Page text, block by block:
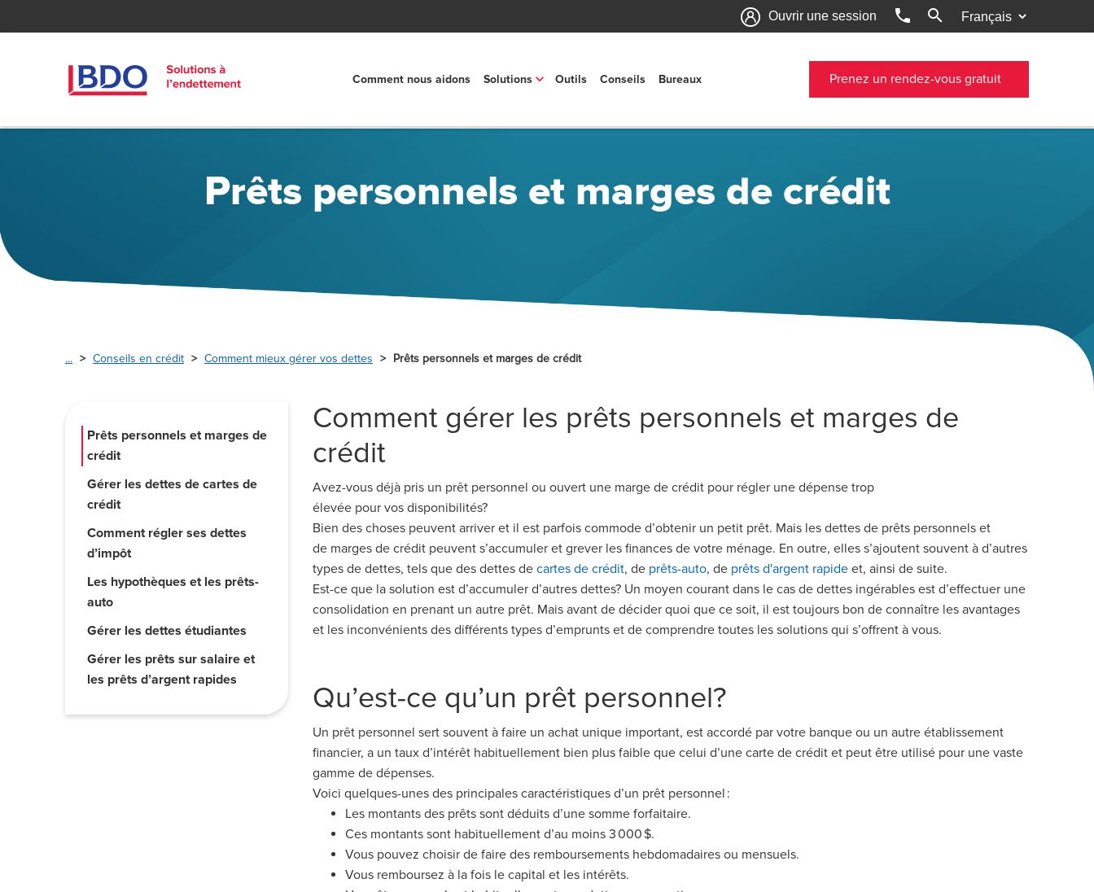
Ouvrir une session phone search
Comment nous aidons Solutions Outils Conseils Bureaux Prenez un rendez-vous gratuit
Prêts personnels et marges de crédit
... Conseils en crédit Comment mieux gérer vos dettes Prêts personnels et marges de crédit
Prêts personnels et marges de
crédit
Gérer les dettes de cartes de
crédit
Comment régler ses dettes
d’impôt
Les hypothèques et les prêts-
auto
Gérer les dettes étudiantes
Gérer les prêts sur salaire et
les prêts d’argent rapides
Comment gérer les prêts personnels et marges de
crédit
Avez-vous déjà pris un prêt personnel ou ouvert une margede crédit pour régler une dépense trop
élevée pour vosdisponibilités?
Bien des choses peuvent arriver et il est parfois commode d’obtenirun petit prêt. Mais les dettes de prêts personnels et
de margesde crédit peuvent s’accumuler et grever les finances de votre ménage. En outre, elles s’ajoutent souvent à d’autres
types de dettes, tels que des dettes de cartes de crédit, de prêts-auto, de prêts d'argent rapideet, ainsi de suite.
Est-ce que la solution est d’accumuler d’autres dettes? Un moyen courant dans le cas de dettes ingérables est d’effectuer une
consolidation en prenant un autre prêt. Mais avant de décider quoi que ce soit, il est toujours bon de connaître les avantages
et les inconvénients des différents types d’emprunts et de comprendre toutes les solutions qui s’offrent à vous.
Qu’est-ce qu’un prêt personnel?
Un prêt personnel sert souvent à faire un achat unique important, est accordé par votre banque ou un autre établissement
financier, a un taux d’intérêt habituellement bien plus faible que celui d’une carte de crédit et peut être utilisé pour une vaste
gamme de dépenses.
Voici quelques-unes des principales caractéristiques d’un prêt personnel :
Les montants desprêtssont déduits d’une somme forfaitaire.
Ces montants sont habituellement d’au moins 3 000 $.
Vous pouvez choisir de faire des remboursements hebdomadaires ou mensuels.
Vous remboursez à la fois le capital et les intérêts.